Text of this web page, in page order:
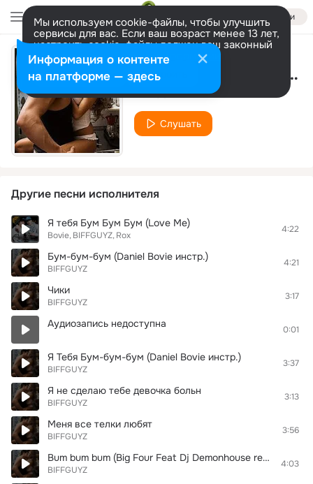
Войти
Мы используем cookie-файлы, чтобы улучшить
сервисы для вас. Если ваш возраст менее 13 лет,
настроить cookie-файлы должен ваш законный
представитель. Больше информации
Разрешить все Настроить Bum Bum Bum (DJ Andy Wait DFM Radio Remix)
BIFFGUYZ
Слушать
Другие песни исполнителя
Я тебя Бум Бум Бум (Love Me)
Bovie BIFFGUYZ Rox
4:22
Бум-бум-бум (Daniel Bovie инстр.)
BIFFGUYZ
4:21
Чики
BIFFGUYZ
3:17
Аудиозапись недоступна 0:01
Я Тебя Бум-бум-бум (Daniel Bovie инстр.)
BIFFGUYZ
3:37
Я не сделаю тебе девочка больн
BIFFGUYZ
3:13
Меня все телки любят
BIFFGUYZ
3:56
Bum bum bum (Big Four Feat Dj Demonhouse remix)
BIFFGUYZ
4:03
Информация о контенте
на платформе — здесь